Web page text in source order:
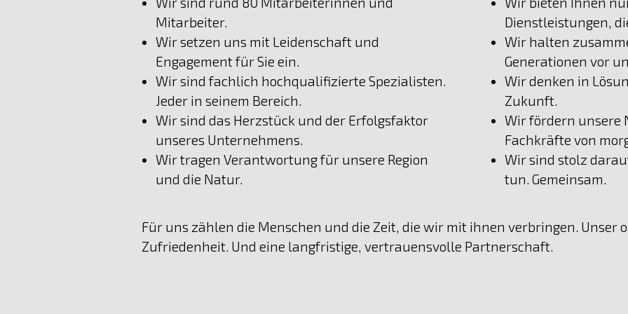
Mitarbeiter.
Wir setzen uns mit Leidenschaft und
Engagement für Sie ein.
Wir sind fachlich hochqualifizierte Spezialisten.
Jeder in seinem Bereich.
Wir sind das Herzstück und der Erfolgsfaktor
unseres Unternehmens.
Wir tragen Verantwortung für unsere Region
und die Natur.
Dienstleistungen,
Wir halten
Generationen vor
Wir denken in
Zukunft.
Wir fördern unsere
Fachkräfte von
Wir sind stolz
tun. Gemeinsam.
Für uns zählen die Menschen und die Zeit, die wir mit ihnen verbringen. Unser
Zufriedenheit. Und eine langfristige, vertrauensvolle Partnerschaft.